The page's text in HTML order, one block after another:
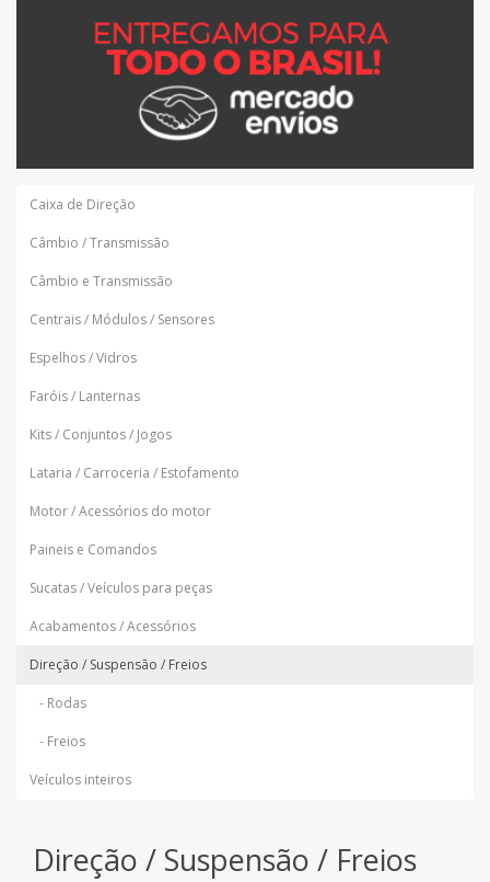
Caixa de Direção
Câmbio / Transmissão
Câmbio e Transmissão
Centrais / Módulos / Sensores
Espelhos / Vidros
Faróis / Lanternas
Kits / Conjuntos / Jogos
Lataria / Carroceria / Estofamento
Motor / Acessórios do motor
Paineis e Comandos
Sucatas / Veículos para peças
Acabamentos / Acessórios
Direção / Suspensão / Freios
- Rodas
- Freios
Veículos inteiros
Direção / Suspensão / Freios